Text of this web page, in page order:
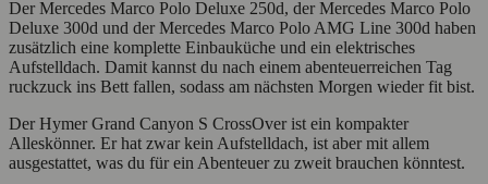
Der Mercedes Marco Polo Deluxe 250d, der Mercedes Marco Polo
Deluxe 300d und der Mercedes Marco Polo AMG Line 300d haben
zusätzlich eine komplette Einbauküche und ein elektrisches
Aufstelldach. Damit kannst du nach einem abenteuerreichen Tag
ruckzuck ins Bett fallen, sodass am nächsten Morgen wieder fit bist.
Der Hymer Grand Canyon S CrossOver ist ein kompakter
Alleskönner. Er hat zwar kein Aufstelldach, ist aber mit allem
ausgestattet, was du für ein Abenteuer zu zweit brauchen könntest.